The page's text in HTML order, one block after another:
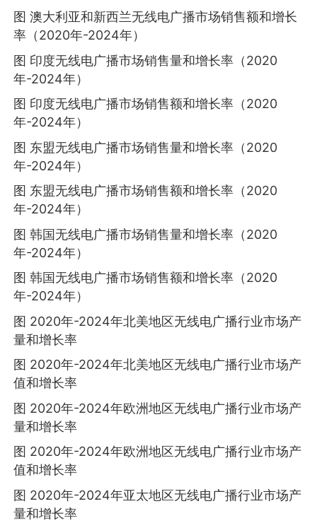
图 澳大利亚和新西兰无线电广播市场销售额和增长
率（2020年-2024年）
图 印度无线电广播市场销售量和增长率（2020
年-2024年）
图 印度无线电广播市场销售额和增长率（2020
年-2024年）
图 东盟无线电广播市场销售量和增长率（2020
年-2024年）
图 东盟无线电广播市场销售额和增长率（2020
年-2024年）
图 韩国无线电广播市场销售量和增长率（2020
年-2024年）
图 韩国无线电广播市场销售额和增长率（2020
年-2024年）
图 2020年-2024年北美地区无线电广播行业市场产
量和增长率
图 2020年-2024年北美地区无线电广播行业市场产
值和增长率
图 2020年-2024年欧洲地区无线电广播行业市场产
量和增长率
图 2020年-2024年欧洲地区无线电广播行业市场产
值和增长率
图 2020年-2024年亚太地区无线电广播行业市场产
量和增长率